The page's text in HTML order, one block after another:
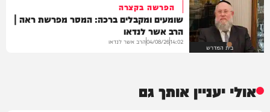
בית המדרש
הפרשה בקצרה
שומעים ומקבלים ברכה: המסר מפרשת ראה |
הרב אשר לנדאו
14:02
04/08/26הרב אשר לנדאו
אולי יעניין אותך גם